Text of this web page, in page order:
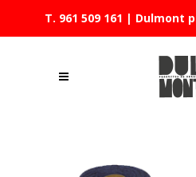
T. 961 509 161 | Dulmont